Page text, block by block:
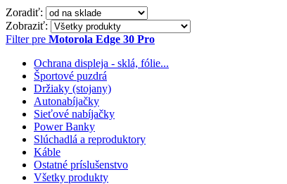
Zoradiť:
Zobraziť:
Filter pre Motorola Edge 30 Pro
Ochrana displeja - sklá, fólie...
Športové puzdrá
Držiaky (stojany)
Autonabíjačky
Sieťové nabíjačky
Power Banky
Slúchadlá a reproduktory
Káble
Ostatné príslušenstvo
Všetky produkty